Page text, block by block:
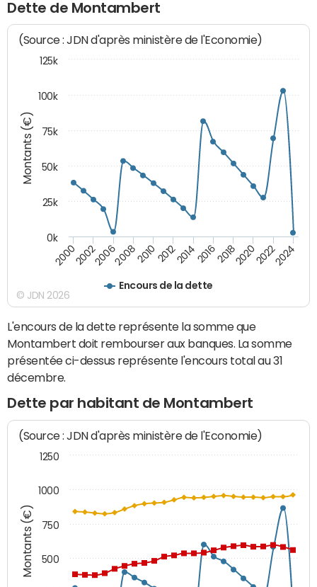
Dette de Montambert
Montants (€)
(Source : JDN d'après ministère de l'Economie)
Encours de la dette
200020022006200820102012201420162018202020222024
0k
25k
50k
75k
100k
125k
© JDN 2026
L'encours de la dette représente la somme que
Montambert doit rembourser aux banques. La somme
présentée ci-dessus représente l'encours total au 31
décembre.
Dette par habitant de Montambert
Montants (€)
(Source : JDN d'après ministère de l'Economie)
500
750
1000
1250